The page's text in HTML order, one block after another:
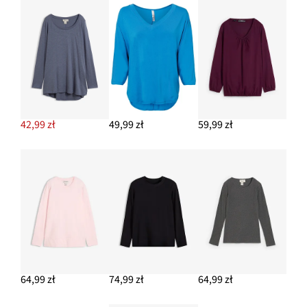
39,99 zł
DODAJ DO KOSZYKA
42,99 zł 49,99 zł 59,99 zł
64,99 zł 74,99 zł 64,99 zł